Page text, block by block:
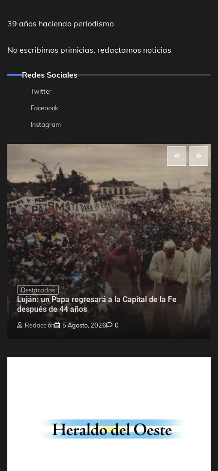
39 años haciendo periodismo
No escribimos primicias, redactamos noticias
Redes Sociales
Twitter
Facebook
Instagram
Destacadas
Luján: un Papa regresará a la Capital de la Fe
después de 44 años
Redacción 5 Agosto, 2026 0